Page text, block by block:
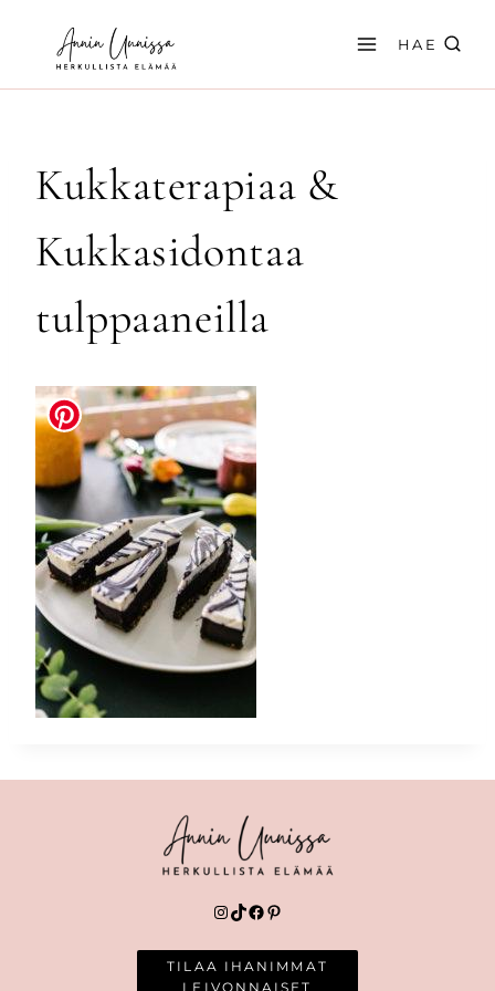
sisältöön
HAE
Kukkaterapiaa &
Kukkasidontaa
tulppaaneilla
Instagram
TikTok
Facebook
Pinterest
TILAA IHANIMMAT
LEIVONNAISET